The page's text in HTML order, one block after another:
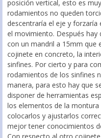
posición vertical, esto es
rodamientos no queden
descentraría el eje y
el movimiento. Después hay
con un mandril a 15mm que
cojinete en concreto, la
sinfines. Por cierto y para
rodamientos de los sinfines
manera, para esto hay que
disponer de herramientas
los elementos de la
colocarlos y ajustarlos
mejor tener conocimientos
Con respecto al otro